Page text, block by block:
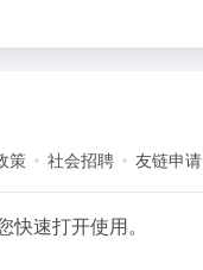
策 社会招聘 友链申请
速打开使用。